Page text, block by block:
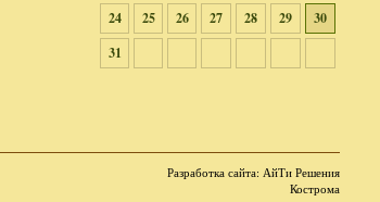
24
25 26 27 28 29
30
31
Разработка сайта: АйТи Решения
Кострома